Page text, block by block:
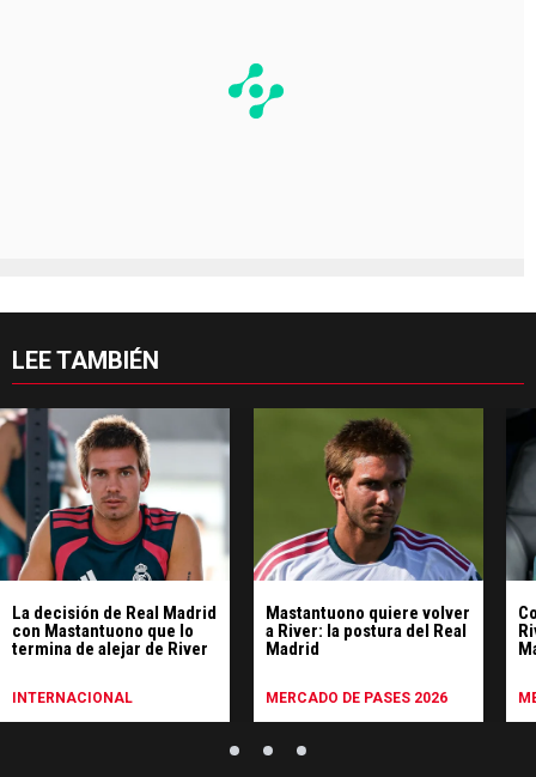
LEE TAMBIÉN
La decisión de Real Madrid
con Mastantuono que lo
termina de alejar de River
INTERNACIONAL
Mastantuono quiere volver
a River: la postura del Real
Madrid
MERCADO DE PASES 2026